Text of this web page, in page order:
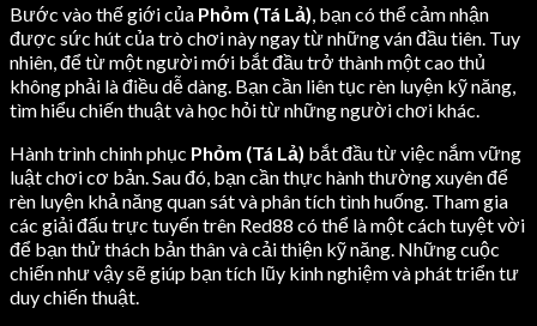
Bước vào thế giới của Phỏm (Tá Lả) , bạn có thể cảm nhận
được sức hút của trò chơi này ngay từ những ván đầu tiên. Tuy
nhiên, để từ một người mới bắt đầu trở thành một cao thủ
không phải là điều dễ dàng. Bạn cần liên tục rèn luyện kỹ năng,
tìm hiểu chiến thuật và học hỏi từ những người chơi khác.
Hành trình chinh phục Phỏm (Tá Lả) bắt đầu từ việc nắm vững
luật chơi cơ bản. Sau đó, bạn cần thực hành thường xuyên để
rèn luyện khả năng quan sát và phân tích tình huống. Tham gia
các giải đấu trực tuyến trên Red88 có thể là một cách tuyệt vời
để bạn thử thách bản thân và cải thiện kỹ năng. Những cuộc
chiến như vậy sẽ giúp bạn tích lũy kinh nghiệm và phát triển tư
duy chiến thuật.